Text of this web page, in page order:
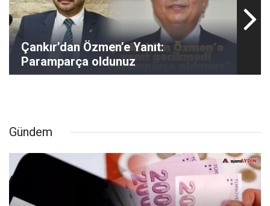
Çankır’dan Özmen’e Yanıt:
Paramparça oldunuz
Gündem